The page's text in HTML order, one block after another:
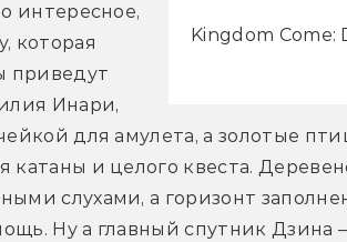
Kingdom Come:
интересное,
которая
приведут
Инари,
для амулета, а золотые
и целого квеста.
слухами, а горизонт
Ну а главный спутник Дзина